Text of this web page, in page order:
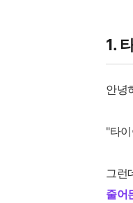
1.
안녕
"타
그런
줄어